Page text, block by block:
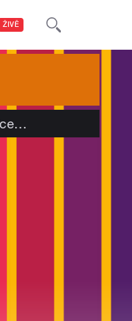
ŽIVĚ
…